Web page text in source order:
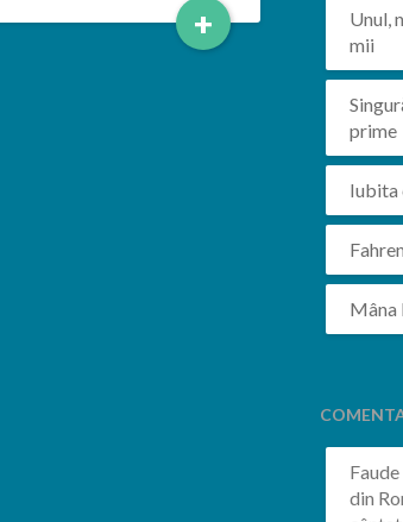
+Read
More
Unul,
mii
prime
Iubita
Mâna
Faude
din